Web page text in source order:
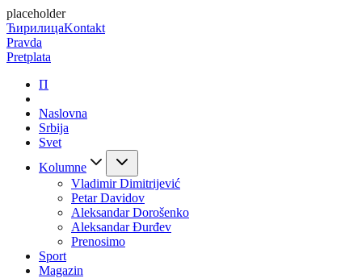
placeholder
ЋирилицаKontakt
Pravda
Pretplata
П
Naslovna
Srbija
Svet
Kolumne
Vladimir Dimitrijević
Petar Davidov
Aleksandar Dorošenko
Aleksandar Đurđev
Prenosimo
Sport
Magazin